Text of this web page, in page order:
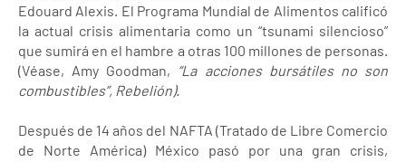
Edouard Alexis. El Programa Mundial de Alimentos calificó
la actual crisis alimentaria como un “tsunami silencioso”
que sumirá en el hambre a otras 100 millones de personas.
(Véase, Amy Goodman, “La acciones bursátiles no son
combustibles”, Rebelión).
Después de 14 años del NAFTA (Tratado de Libre Comercio
de Norte América) México pasó por una gran crisis,